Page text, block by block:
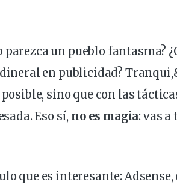
parezca un pueblo fantasma?
en publicidad?
posible, sino que con las
Eso sí, no es magia: vas
que es interesante: